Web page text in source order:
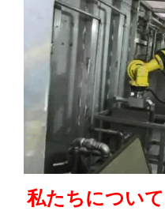
私たちについて